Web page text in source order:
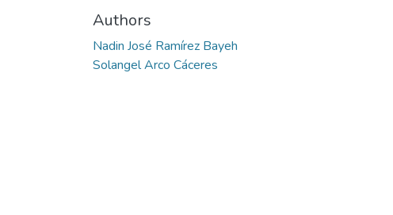
Authors
Nadin José Ramírez Bayeh
Solangel Arco Cáceres